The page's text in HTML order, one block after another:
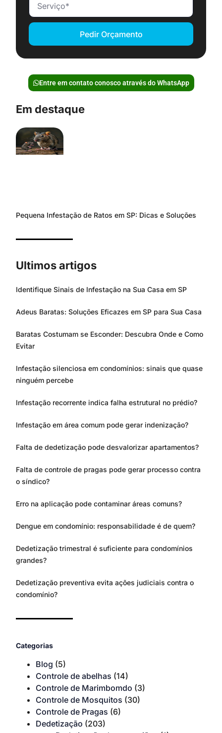
Pedir Orçamento
Entre em contato conosco através do WhatsApp
Em destaque
Pequena Infestação de Ratos em SP: Dicas e Soluções
Ultimos artigos
Identifique Sinais de Infestação na Sua Casa em SP
Adeus Baratas: Soluções Eficazes em SP para Sua Casa
Baratas Costumam se Esconder: Descubra Onde e Como
Evitar
Infestação silenciosa em condomínios: sinais que quase
ninguém percebe
Infestação recorrente indica falha estrutural no prédio?
Infestação em área comum pode gerar indenização?
Falta de dedetização pode desvalorizar apartamentos?
Falta de controle de pragas pode gerar processo contra
o síndico?
Erro na aplicação pode contaminar áreas comuns?
Dengue em condomínio: responsabilidade é de quem?
Dedetização trimestral é suficiente para condomínios
grandes?
Dedetização preventiva evita ações judiciais contra o
condomínio?
Categorias
Blog (5)
Controle de abelhas (14)
Controle de Marimbomdo (3)
Controle de Mosquitos (30)
Controle de Pragas (6)
Dedetização (203)